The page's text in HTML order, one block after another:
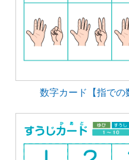
数字カード【指での